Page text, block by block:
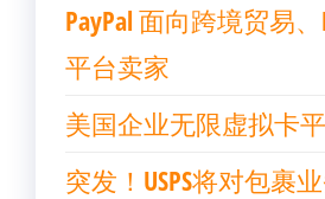
PayPal 面向跨境贸易、
平台卖家
美国企业无限虚拟卡
突发！USPS将对包裹